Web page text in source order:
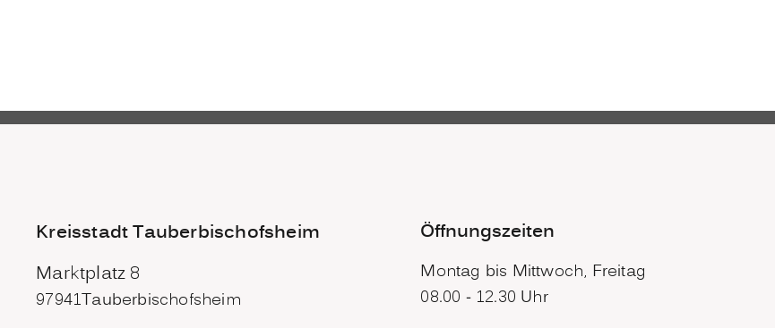
Kreisstadt Tauberbischofsheim
Marktplatz 8
97941Tauberbischofsheim
Öffnungszeiten
Montag bis Mittwoch, Freitag
08.00 - 12.30 Uhr